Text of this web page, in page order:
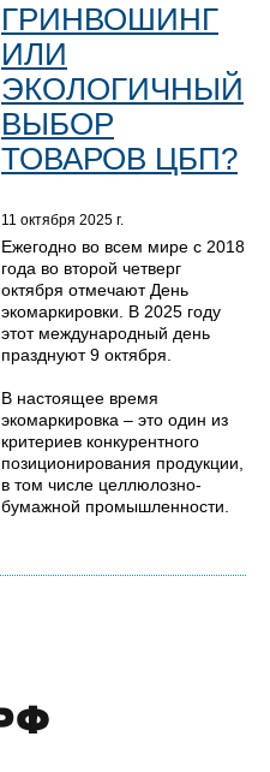
ГРИНВОШИНГ
ИЛИ
ЭКОЛОГИЧНЫЙ
ВЫБОР
ТОВАРОВ ЦБП?
11 октября 2025 г.
Ежегодно во всем мире с 2018
года во второй четверг
октября отмечают День
экомаркировки. В 2025 году
этот международный день
празднуют 9 октября.
В настоящее время
экомаркировка – это один из
критериев конкурентного
позиционирования продукции,
в том числе целлюлозно-
бумажной промышленности.